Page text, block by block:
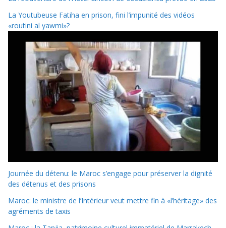
La Youtubeuse Fatiha en prison, fini l’impunité des vidéos
«routini al yawmi»?
Journée du détenu: le Maroc s’engage pour préserver la dignité
des détenus et des prisons
Maroc: le ministre de l’Intérieur veut mettre fin à «l’héritage» des
agréments de taxis